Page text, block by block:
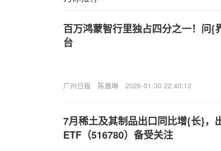
百万鸿蒙智行里独占四分之一！问{
台
广州日报 陈雅琳 2026-01-30 22:40:12
7月稀土及其制品出口同比增{长}，
ETF（516780）备受关注